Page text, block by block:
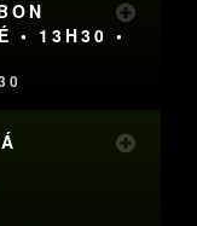
• 13H30 •